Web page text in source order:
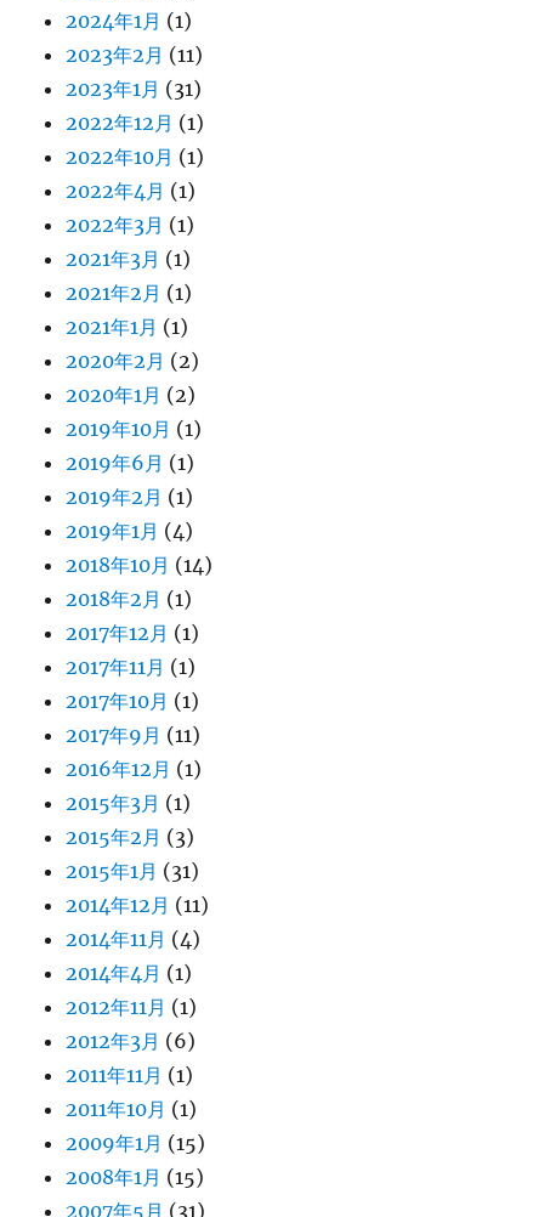
2024年1月 (1)
2023年2月 (11)
2023年1月 (31)
2022年12月 (1)
2022年10月 (1)
2022年4月 (1)
2022年3月 (1)
2021年3月 (1)
2021年2月 (1)
2021年1月 (1)
2020年2月 (2)
2020年1月 (2)
2019年10月 (1)
2019年6月 (1)
2019年2月 (1)
2019年1月 (4)
2018年10月 (14)
2018年2月 (1)
2017年12月 (1)
2017年11月 (1)
2017年10月 (1)
2017年9月 (11)
2016年12月 (1)
2015年3月 (1)
2015年2月 (3)
2015年1月 (31)
2014年12月 (11)
2014年11月 (4)
2014年4月 (1)
2012年11月 (1)
2012年3月 (6)
2011年11月 (1)
2011年10月 (1)
2009年1月 (15)
2008年1月 (15)
2007年5月 (31)